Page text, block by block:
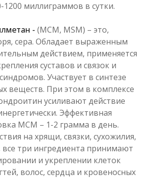
1200 миллиграммов в сутки.
- (МСМ, MSM) – это,
сера. Обладает выраженным
действием, применяется
суставов и связок и
Участвует в синтезе
веществ. При этом в комплексе
усиливают действие
Эффективная
МСМ – 1-2 грамма в день.
на хрящи, связки, сухожилия,
все три ингредиента принимают
и укреплении клеток
волос, сердца и кровеносных